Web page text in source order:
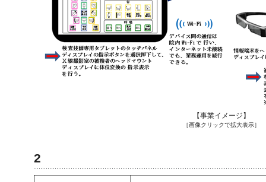
【事業イメージ】
［画像クリックで拡大表示］
2